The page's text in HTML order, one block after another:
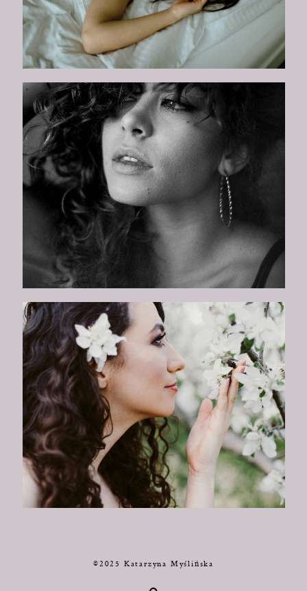
©2025 Katarzyna Myślińska